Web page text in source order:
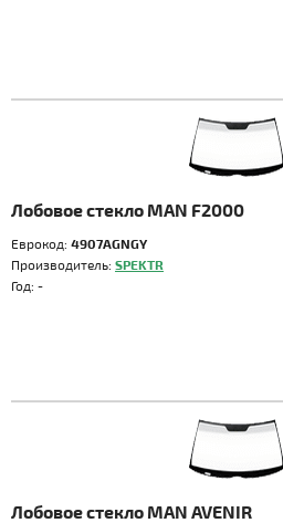
Лобовое стекло MAN F2000
Еврокод: 4907AGNGY
Производитель: SPEKTR
Год: -
Лобовое стекло MAN AVENIR